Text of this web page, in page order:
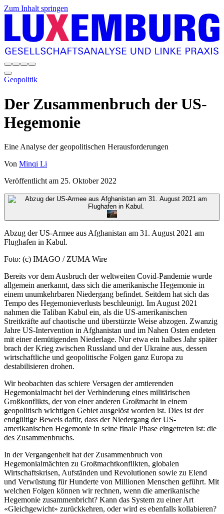
Zum Inhalt springen
Geopolitik
Der Zusammenbruch der US-
Hegemonie
Eine Analyse der geopolitischen Herausforderungen
Von Minqi Li
Veröffentlicht am 25. Oktober 2022
Abzug der US-Armee aus Afghanistan am 31. August 2021 am
Flughafen in Kabul.
Foto: (c) IMAGO / ZUMA Wire
Bereits vor dem Ausbruch der weltweiten Covid-Pandemie wurde
allgemein anerkannt, dass sich die amerikanische Hegemonie in
einem unumkehrbaren Niedergang befindet. Seitdem hat sich das
Tempo des Hegemonieverlusts beschleunigt. Im August 2021
nahmen die Taliban Kabul ein, als die US-amerikanischen
Streitkräfte auf chaotische und überstürzte Weise abzogen. Zwanzig
Jahre US-Intervention in Afghanistan und im Nahen Osten endeten
mit einer demütigenden Niederlage. Nur etwa ein halbes Jahr später
brach der Krieg zwischen Russland und der Ukraine aus, dessen
wirtschaftliche und geopolitische Folgen ganz Europa zu
destabilisieren drohen.
Wir beobachten das schiere Versagen der amtierenden
Hegemonialmacht bei der Verhinderung eines militärischen
Großkonflikts, der von einer anderen Großmacht in einem
geopolitisch wichtigen Gebiet ausgelöst worden ist. Dies ist der
endgültige Beweis dafür, dass der Niedergang der US-
amerikanischen Hegemonie in seine finale Phase eingetreten ist: die
des Zusammenbruchs.
In der Vergangenheit hat der Zusammenbruch von
Hegemonialmächten zu Großmachtkonflikten, globalen
Wirtschaftskrisen, Aufständen und Revolutionen sowie zu Elend
und Verwüstung für Hunderte von Millionen Menschen geführt. Mit
welchen Folgen können wir rechnen, wenn die amerikanische
Hegemonie zusammenbricht? Kann das System zu einer Art
«Gleichgewicht» zurückkehren, oder wird es ebenfalls kollabieren?